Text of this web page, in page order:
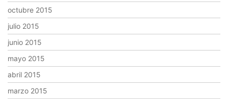
octubre 2015
julio 2015
junio 2015
mayo 2015
abril 2015
marzo 2015